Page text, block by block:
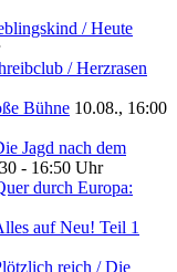
/ Heute
/ Herzrasen
Bühne 10.08., 16:00
Jagd nach dem
- 16:50 Uhr
durch Europa:
auf Neu! Teil 1
reich / Die